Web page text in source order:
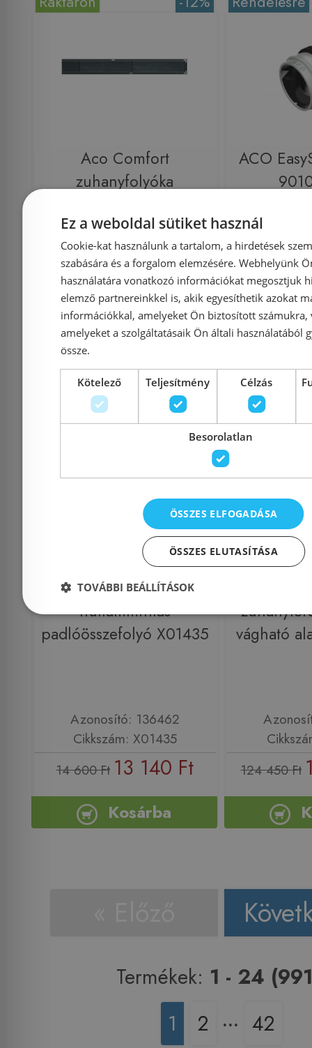
Aco Comfort
zuhanyfolyóka
(9010.88.83)
Azonosító: 126663
Cikkszám: 9010.88.83
26 695 Ft 23 492 Ft
Kosárba
ACO
6 071 Ft
-10%
Raktáron
Ravak SN501
hullámmintás
padlóösszefolyó X01435
Azonosító: 136462
Cikkszám: X01435
14 600 Ft 13 140 Ft
Kosárba
Rendelésre
vágható
124 450 Ft
Termékek: 1 - 24
1
2 ‧‧‧ 42
Ez a weboldal sütiket használ
Cookie-kat használunk a tartalom, a hirdetések
szabására és a forgalom elemzésére. Webhelyünk
használatára vonatkozó információkat megosztjuk
elemző partnereinkkel is, akik egyesíthetik azokat
információkkal, amelyeket Ön biztosított számukra,
amelyeket a szolgáltatásaik Ön általi használatából
össze.
Kötelező Teljesítmény Célzás
Besorolatlan
ÖSSZES ELFOGADÁSA
ÖSSZES ELUTASÍTÁSA
TOVÁBBI BEÁLLÍTÁSOK